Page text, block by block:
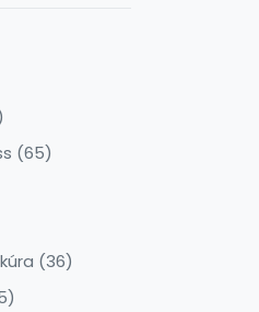
(65)
(36)